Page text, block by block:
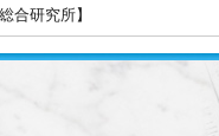
合研究所】